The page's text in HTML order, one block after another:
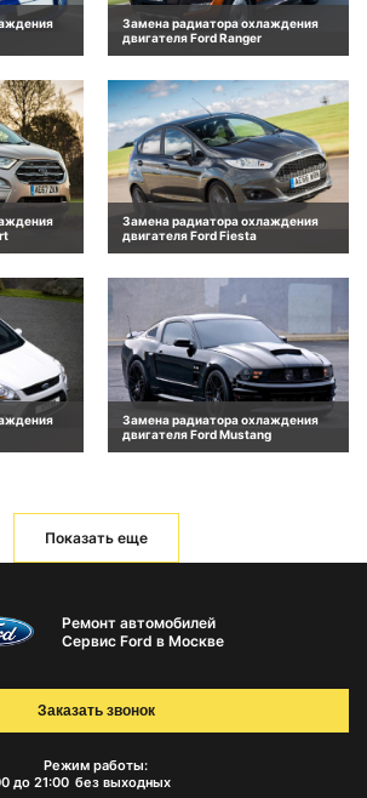
Замена радиатора охлаждения
двигателя Ford Ranger
Замена радиатора охлаждения
двигателя Ford Fiesta
Замена радиатора охлаждения
двигателя Ford Mustang
Показать еще
Ремонт автомобилей
Сервис Ford в Москве
Режим работы:
до 21:00 без выходных
Заказать звонок